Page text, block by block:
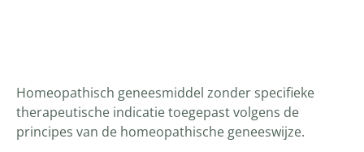
Homeopathisch geneesmiddel zonder specifieke
therapeutische indicatie toegepast volgens de
principes van de homeopathische geneeswijze.